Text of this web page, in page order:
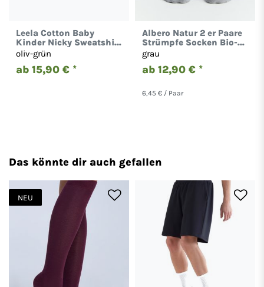
Leela Cotton Baby
Kinder Nicky Sweatshirt
Bio-Baumwolle 2477
oliv-grün
ab 15,90 € *
Albero Natur 2 er Paare
Strümpfe Socken Bio-
Baumwolle Damen
Herren 2301
grau
ab 12,90 € *
6,45 € / Paar
Das könnte dir auch gefallen
NEU